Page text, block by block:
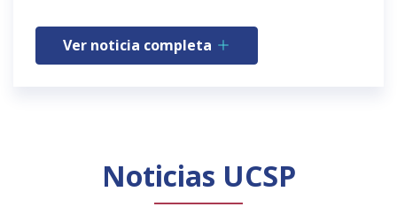
Ver noticia completa
Noticias UCSP